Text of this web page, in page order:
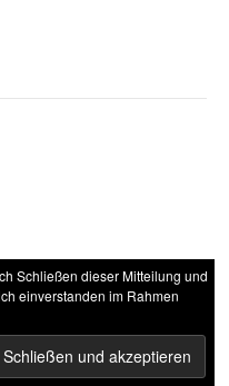
Reserved.
Schließen dieser Mitteilung und
einverstanden im Rahmen